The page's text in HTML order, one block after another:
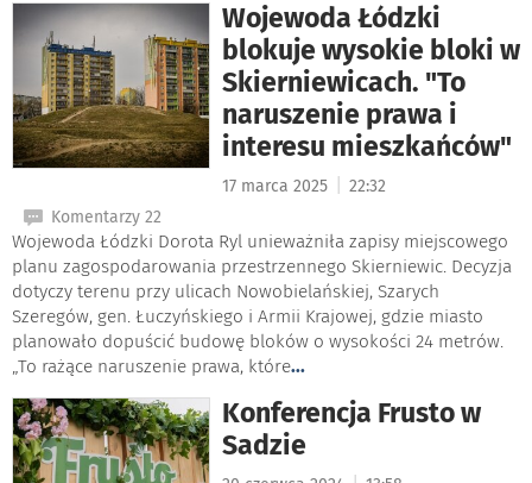
Wojewoda Łódzki
blokuje wysokie bloki w
Skierniewicach. "To
naruszenie prawa i
interesu mieszkańców"
17 marca 2025
22:32
Komentarzy 22
Wojewoda Łódzki Dorota Ryl unieważniła zapisy miejscowego
planu zagospodarowania przestrzennego Skierniewic. Decyzja
dotyczy terenu przy ulicach Nowobielańskiej, Szarych
Szeregów, gen. Łuczyńskiego i Armii Krajowej, gdzie miasto
planowało dopuścić budowę bloków o wysokości 24 metrów.
„To rażące naruszenie prawa, które...
Konferencja Frusto w
Sadzie